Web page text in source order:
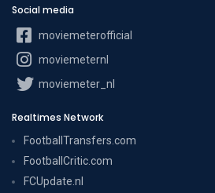
Social media
moviemeterofficial
moviemeternl
moviemeter_nl
Realtimes Network
FootballTransfers.com
FootballCritic.com
FCUpdate.nl